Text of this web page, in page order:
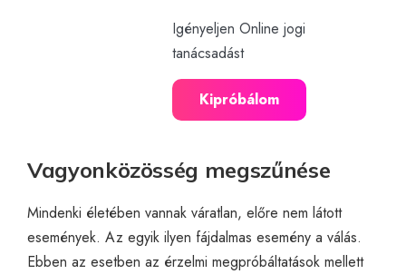
Igényeljen Online jogi
tanácsadást
Kipróbálom
Vagyonközösség megszűnése
Mindenki életében vannak váratlan, előre nem látott
események. Az egyik ilyen fájdalmas esemény a válás.
Ebben az esetben az érzelmi megpróbáltatások mellett